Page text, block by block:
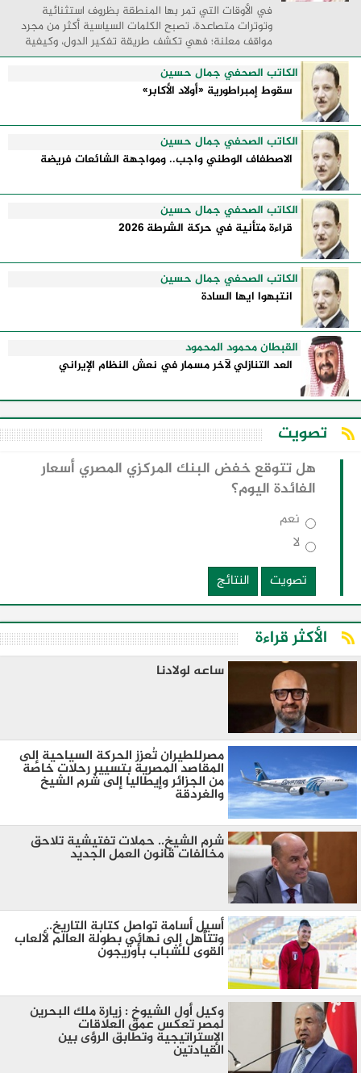
في الأوقات التي تمر بها المنطقة بظروف استثنائية
وتوترات متصاعدة، تصبح الكلمات السياسية أكثر من مجرد
مواقف معلنة؛ فهي تكشف طريقة تفكير الدول، وكيفية
إدارتها للأزمات، والحدود التي تفصل بين القوة ...
الكاتب الصحفي جمال حسين
سقوط إمبراطورية «أولاد الأكابر»
الكاتب الصحفي جمال حسين
الاصطفاف الوطني واجب.. ومواجهة الشائعات فريضة
الكاتب الصحفي جمال حسين
قراءة متأنية في حركة الشرطة 2026
الكاتب الصحفي جمال حسين
انتبهوا ايها السادة
القبطان محمود المحمود
العد التنازلي لآخر مسمار في نعش النظام الإيراني
تصويت
هل تتوقع خفض البنك المركزي المصري أسعار
الفائدة اليوم؟
نعم
لا
تصويت
النتائج
الأكثر قراءة
ساعه لولادنا
مصرللطيران تُعزز الحركة السياحية إلى
المقاصد المصرية بتسيير رحلات خاصة
من الجزائر وإيطاليا إلى شرم الشيخ
والغردقة
شرم الشيخ.. حملات تفتيشية تلاحق
مخالفات قانون العمل الجديد
أسيل أسامة تواصل كتابة التاريخ..
وتتأهل إلى نهائي بطولة العالم لألعاب
القوى للشباب بأوريجون
وكيل أول الشيوخ : زيارة ملك البحرين
لمصر تعكس عمق العلاقات
الإستراتيجية وتطابق الرؤى بين
القيادتين